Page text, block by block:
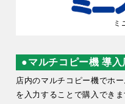
ミ
●マルチコピー機 導入
店内のマルチコピー機でホ
を入力することで購入できま